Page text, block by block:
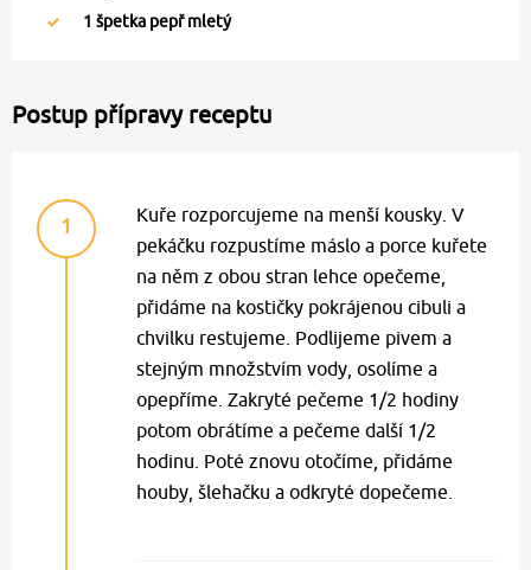
1 špetka pepř mletý
Postup přípravy receptu
1
Kuře rozporcujeme na menší kousky. V
pekáčku rozpustíme máslo a porce kuřete
na něm z obou stran lehce opečeme,
přidáme na kostičky pokrájenou cibuli a
chvilku restujeme. Podlijeme pivem a
stejným množstvím vody, osolíme a
opepříme. Zakryté pečeme 1/2 hodiny
potom obrátíme a pečeme další 1/2
hodinu. Poté znovu otočíme, přidáme
houby, šlehačku a odkryté dopečeme.